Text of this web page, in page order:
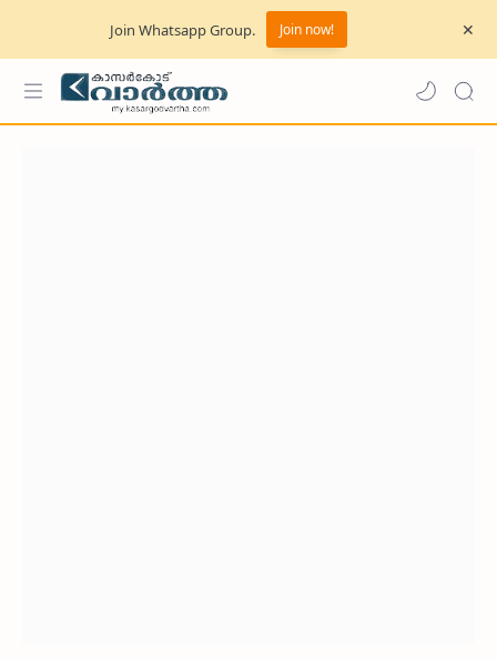
Join Whatsapp Group. Join now!